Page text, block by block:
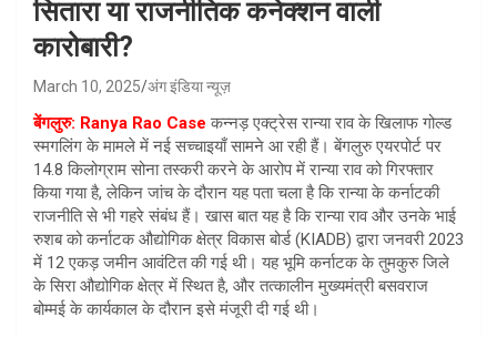
सितारा या राजनीतिक कनेक्शन वाली
कारोबारी?
March 10, 2025 अंग इंडिया न्यूज़
बेंगलुरु: Ranya Rao Caseकन्नड़ एक्ट्रेस रान्या राव के खिलाफ गोल्ड
स्मगलिंग के मामले में नई सच्चाइयाँ सामने आ रही हैं। बेंगलुरु एयरपोर्ट पर
14.8 किलोग्राम सोना तस्करी करने के आरोप में रान्या राव को गिरफ्तार
किया गया है, लेकिन जांच के दौरान यह पता चला है कि रान्या के कर्नाटकी
राजनीति से भी गहरे संबंध हैं। खास बात यह है कि रान्या राव और उनके भाई
रुशब को कर्नाटक औद्योगिक क्षेत्र विकास बोर्ड (KIADB) द्वारा जनवरी 2023
में 12 एकड़ जमीन आवंटित की गई थी। यह भूमि कर्नाटक के तुमकुरु जिले
के सिरा औद्योगिक क्षेत्र में स्थित है, और तत्कालीन मुख्यमंत्री बसवराज
बोम्मई के कार्यकाल के दौरान इसे मंजूरी दी गई थी।